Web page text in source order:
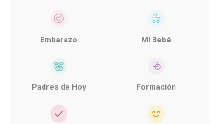
Embarazo Mi Bebé
Padres de Hoy Formación